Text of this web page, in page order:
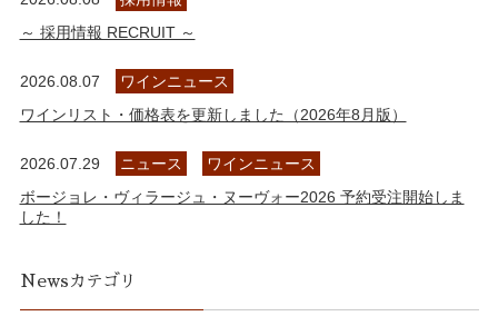
～ 採用情報 RECRUIT ～
2026.08.07
ワインニュース
ワインリスト・価格表を更新しました（2026年8月版）
2026.07.29 ニュース
ワインニュース
ボージョレ・ヴィラージュ・ヌーヴォー2026 予約受注開始しま
した！
Newsカテゴリ